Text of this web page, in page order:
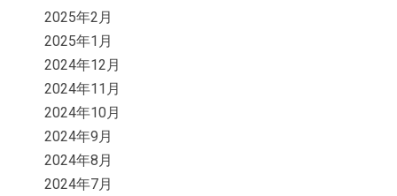
2025年2月
2025年1月
2024年12月
2024年11月
2024年10月
2024年9月
2024年8月
2024年7月